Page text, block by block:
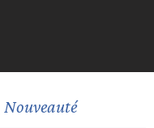
Nouveauté